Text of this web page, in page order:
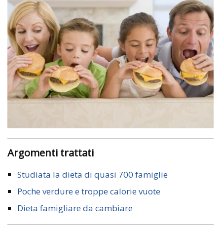
Argomenti trattati
Studiata la dieta di quasi 700 famiglie
Poche verdure e troppe calorie vuote
Dieta famigliare da cambiare